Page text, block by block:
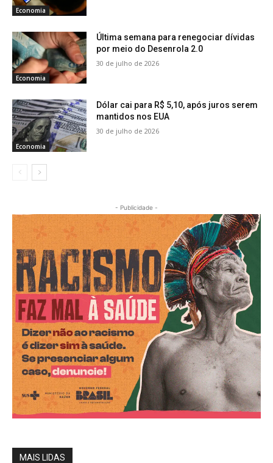
Economia
Economia
Última semana para renegociar dívidas
por meio do Desenrola 2.0
30 de julho de 2026
Economia
Dólar cai para R$ 5,10, após juros serem
mantidos nos EUA
30 de julho de 2026
- Publicidade -
MAIS LIDAS